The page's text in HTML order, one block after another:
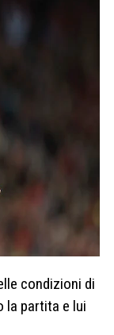
condizioni di
la partita e lui